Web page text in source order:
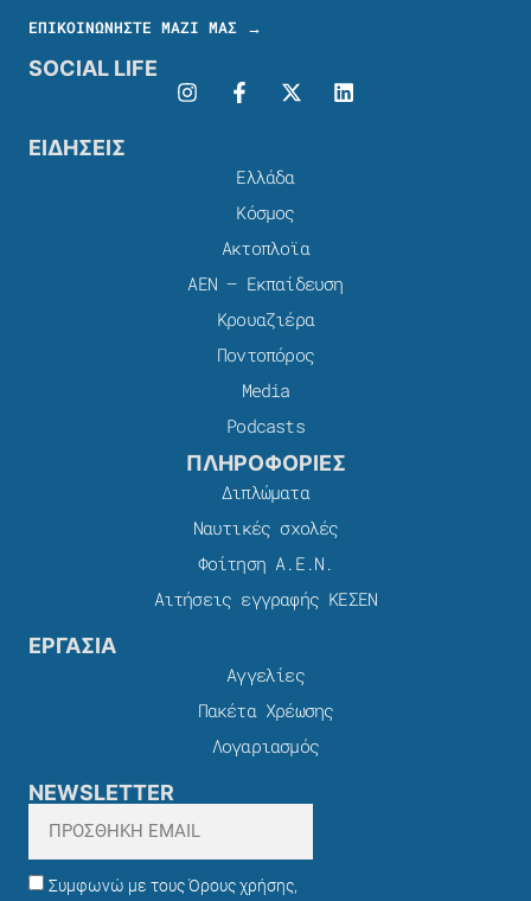
ΕΠΙΚΟΙΝΩΝΗΣΤΕ ΜΑΖΙ ΜΑΣ →
SOCIAL LIFE
ΕΙΔΗΣΕΙΣ
Ελλάδα
Κόσμος
Ακτοπλοϊα
ΑΕΝ – Εκπαίδευση
Κρουαζιέρα
Ποντοπόρος
Media
Podcasts
ΠΛΗΡΟΦΟΡΙΕΣ
Διπλώματα
Ναυτικές σχολές
Φοίτηση Α.Ε.Ν.
Αιτήσεις εγγραφής ΚΕΣΕΝ
ΕΡΓΑΣΙΑ
Αγγελίες
Πακέτα Χρέωσης​
Λογαριασμός
NEWSLETTER
Συμφωνώ με τους Όρους χρήσης,